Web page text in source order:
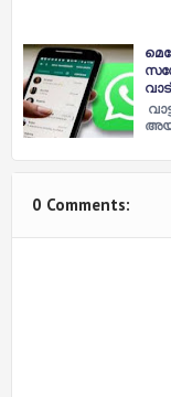
0 Comments: